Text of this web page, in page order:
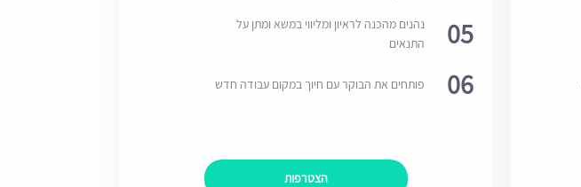
05
נהנים מהכנה לראיון ומליווי במשא ומתן על
התנאים
06 פותחים את הבוקר עם חיוך במקום עבודה חדש
הצטרפות